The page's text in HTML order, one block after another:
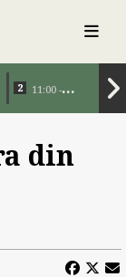
11:00 -
din